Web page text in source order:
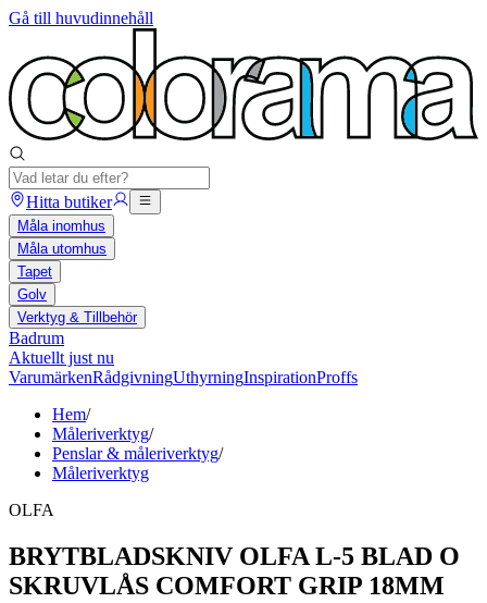
Gå till huvudinnehåll
Hitta butiker
Måla inomhus
Måla utomhus
Tapet
Golv
Verktyg & Tillbehör
Badrum
Aktuellt just nu
VarumärkenRådgivningUthyrningInspirationProffs
Hem/
Måleriverktyg/
Penslar & måleriverktyg/
Måleriverktyg
OLFA
BRYTBLADSKNIV OLFA L-5 BLAD O
SKRUVLÅS COMFORT GRIP 18MM